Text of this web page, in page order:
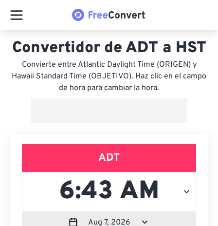
Convertidor de ADT a HST
Convierte entre Atlantic Daylight Time (ORIGEN) y
Hawaii Standard Time (OBJETIVO). Haz clic en el campo
de hora para cambiar la hora.
ADT